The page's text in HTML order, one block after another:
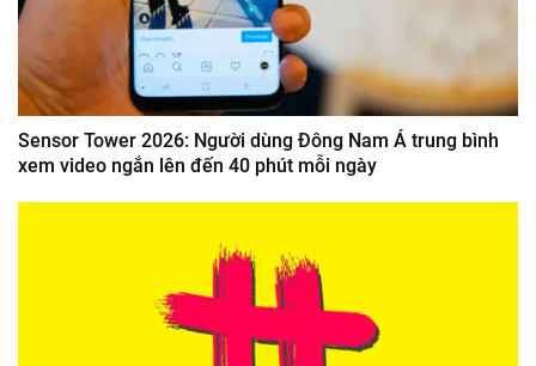
Sensor Tower 2026: Người dùng Đông Nam Á trung bình
xem video ngắn lên đến 40 phút mỗi ngày